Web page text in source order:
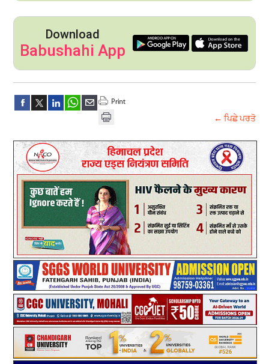
Download
Babushahi App
← ਪਿਛੇ ਪਰਤੋ